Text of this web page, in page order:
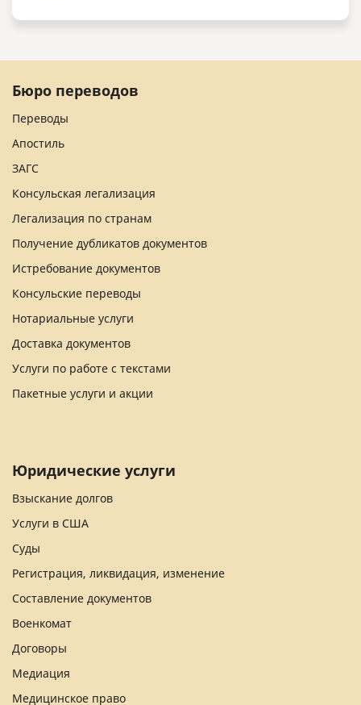
Бюро переводов
Переводы
Апостиль
ЗАГС
Консульская легализация
Легализация по странам
Получение дубликатов документов
Истребование документов
Консульские переводы
Нотариальные услуги
Доставка документов
Услуги по работе с текстами
Пакетные услуги и акции
Юридические услуги
Взыскание долгов
Услуги в США
Суды
Регистрация, ликвидация, изменение
Составление документов
Военкомат
Договоры
Медиация
Медицинское право